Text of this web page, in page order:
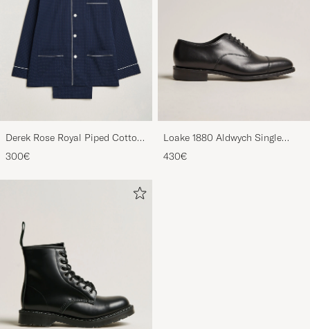
Derek Rose Royal Piped Cotton
Pyjama Set Navy
300€
Loake 1880 Aldwych Single
Oxford Black Calf
430€